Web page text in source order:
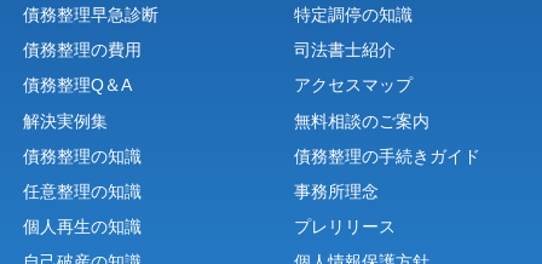
債務整理早急診断
債務整理の費用
債務整理Q＆A
解決実例集
債務整理の知識
任意整理の知識
個人再生の知識
特定調停の知識
司法書士紹介
アクセスマップ
無料相談のご案内
債務整理の手続きガイド
事務所理念
プレリリース